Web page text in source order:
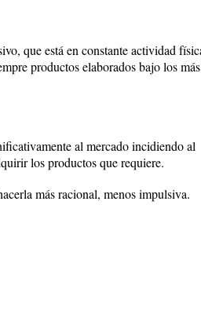
que está en constante actividad
productos elaborados bajo los más
al mercado incidiendo al
los productos que requiere.
más racional, menos impulsiva.